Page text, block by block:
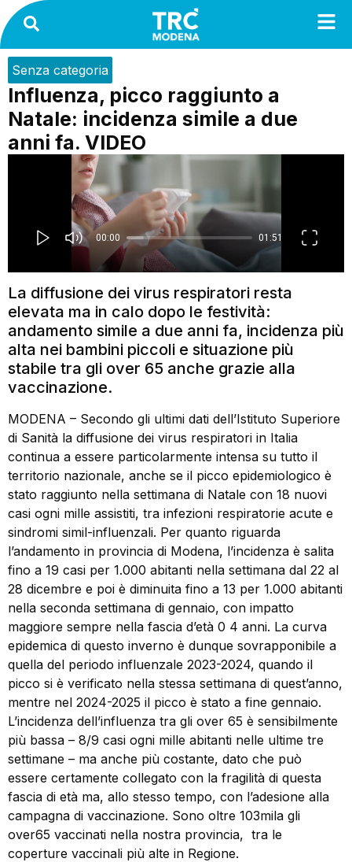
Senza categoria
Influenza, picco raggiunto a
Natale: incidenza simile a due
anni fa. VIDEO
La diffusione dei virus respiratori resta
elevata ma in calo dopo le festività:
andamento simile a due anni fa, incidenza più
alta nei bambini piccoli e situazione più
stabile tra gli over 65 anche grazie alla
vaccinazione.
MODENA – Secondo gli ultimi dati dell’Istituto Superiore
di Sanità la diffusione dei virus respiratori in Italia
continua a essere particolarmente intensa su tutto il
territorio nazionale, anche se il picco epidemiologico è
stato raggiunto nella settimana di Natale con 18 nuovi
casi ogni mille assistiti, tra infezioni respiratorie acute e
sindromi simil-influenzali. Per quanto riguarda
l’andamento in provincia di Modena, l’incidenza è salita
fino a 19 casi per 1.000 abitanti nella settimana dal 22 al
28 dicembre e poi è diminuita fino a 13 per 1.000 abitanti
nella seconda settimana di gennaio, con impatto
maggiore sempre nella fascia d’età 0 4 anni. La curva
epidemica di questo inverno è dunque sovrapponibile a
quella del periodo influenzale 2023-2024, quando il
picco si è verificato nella stessa settimana di quest’anno,
mentre nel 2024-2025 il picco è stato a fine gennaio.
L’incidenza dell’influenza tra gli over 65 è sensibilmente
più bassa – 8/9 casi ogni mille abitanti nelle ultime tre
settimane – ma anche più costante, dato che può
essere certamente collegato con la fragilità di questa
fascia di età ma, allo stesso tempo, con l’adesione alla
campagna di vaccinazione. Sono oltre 103mila gli
over65 vaccinati nella nostra provincia, tra le
coperture vaccinali più alte in Regione.